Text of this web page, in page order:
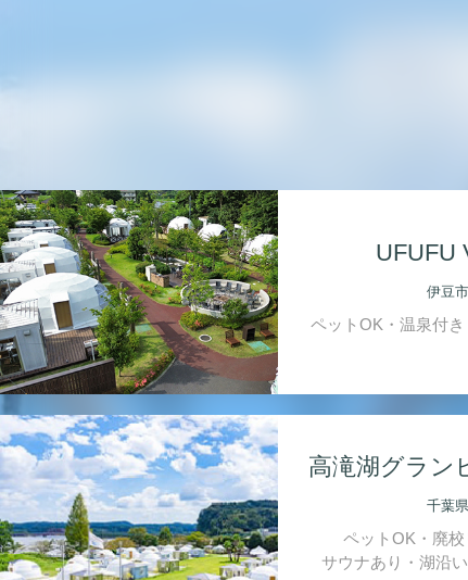
UFUFU
伊豆
ペットOK・温泉付
高滝湖グラン
千葉
ペットOK・廃校
サウナあり・湖沿